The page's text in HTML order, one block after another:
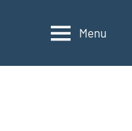
Menu